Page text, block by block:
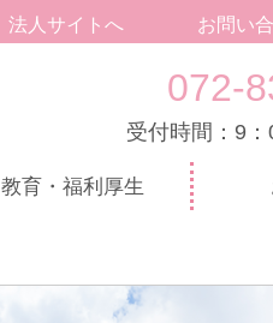
法人サイトへ お問い
072-
受付時間：9
教育・福利厚生